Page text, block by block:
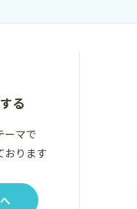
る
ーマで
おります